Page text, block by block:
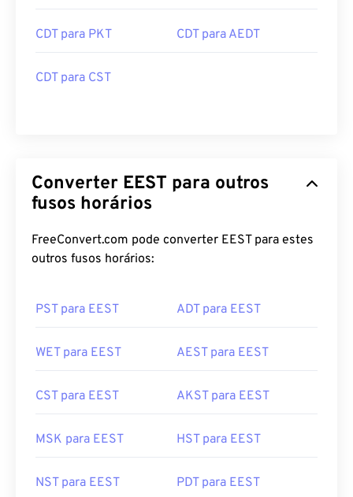
CDT para PKT CDT para AEDT
CDT para CST
Converter EEST para outros
fusos horários
FreeConvert.com pode converter EEST para estes
outros fusos horários:
PST para EEST ADT para EEST
WET para EEST AEST para EEST
CST para EEST AKST para EEST
MSK para EEST HST para EEST
NST para EEST PDT para EEST